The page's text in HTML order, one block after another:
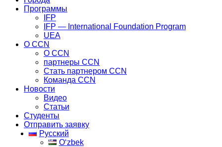
Программы
IFP
IFP — International Foundation Program
UEA
О CCN
О CCN
партнеры ССN
Стать партнером CCN
Команда ССN
Новости
Видео
Статьи
Студенты
Отправить заявку
Русский
Oʻzbek